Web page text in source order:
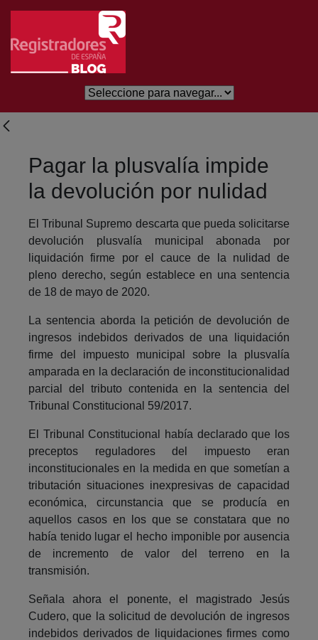
Skip to Main Content
Pagar la plusvalía impide
la devolución por nulidad
El Tribunal Supremo descarta que pueda solicitarse
devolución plusvalía municipal abonada por
liquidación firme por el cauce de la nulidad de
pleno derecho, según establece en una sentencia
de 18 de mayo de 2020.
La sentencia aborda la petición de devolución de
ingresos indebidos derivados de una liquidación
firme del impuesto municipal sobre la plusvalía
amparada en la declaración de inconstitucionalidad
parcial del tributo contenida en la sentencia del
Tribunal Constitucional 59/2017.
El Tribunal Constitucional había declarado que los
preceptos reguladores del impuesto eran
inconstitucionales en la medida en que sometían a
tributación situaciones inexpresivas de capacidad
económica, circunstancia que se producía en
aquellos casos en los que se constatara que no
había tenido lugar el hecho imponible por ausencia
de incremento de valor del terreno en la
transmisión.
Señala ahora el ponente, el magistrado Jesús
Cudero, que la solicitud de devolución de ingresos
indebidos derivados de liquidaciones firmes como